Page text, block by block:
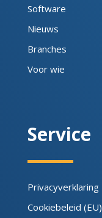
Software
Nieuws
Branches
Voor wie
Service
Privacyverklaring
Cookiebeleid (EU)